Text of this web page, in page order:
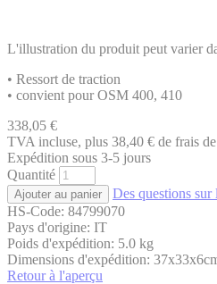
L'illustration du produit peut varier
• Ressort de traction
• convient pour OSM 400, 410
338,05 €
TVA incluse, plus 38,40 € de frais
Expédition sous 3-5 jours
Quantité
Des questions sur
HS-Code: 84799070
Pays d'origine: IT
Poids d'expédition: 5.0 kg
Dimensions d'expédition:
Retour à l'aperçu